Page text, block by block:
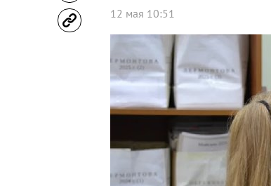
12 мая 10:51